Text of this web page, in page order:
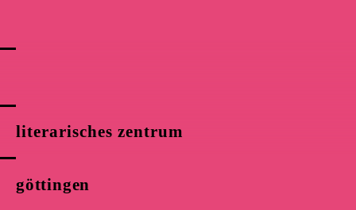
literarisches zentrum
göttingen